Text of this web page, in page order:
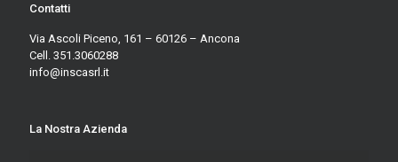
Contatti
Via Ascoli Piceno, 161 – 60126 – Ancona
Cell. 351.3060288
info@inscasrl.it
La Nostra Azienda